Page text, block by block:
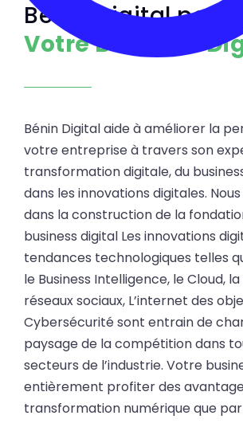
Bénin Digital pour
Votre Business
Bénin Digital aide à améliorer la
votre entreprise à travers son
transformation digitale, du
dans les innovations digitales.
dans la construction de la
business digital Les innovations
tendances technologiques telles
le Business Intelligence, le Cloud,
réseaux sociaux, L’internet des
Cybersécurité sont entrain de
paysage de la compétition dans
secteurs de l’industrie. Votre
entièrement profiter des
transformation numérique que par